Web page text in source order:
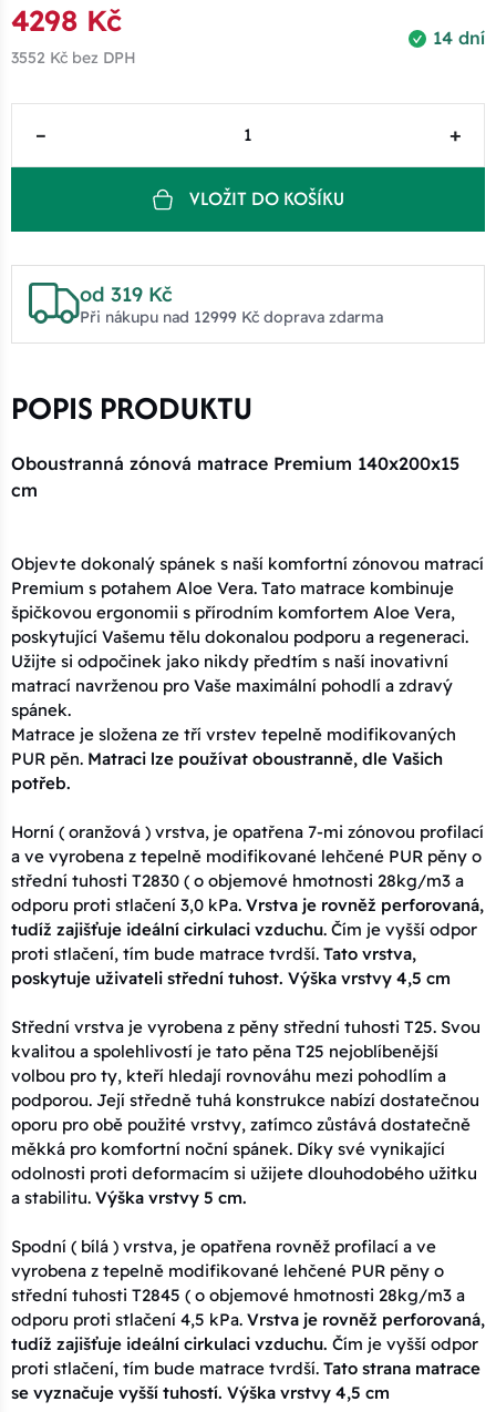
14 dní
4298 Kč
3552 Kč bez DPH
– +
VLOŽIT DO KOŠÍKU
od 319 Kč
Při nákupu nad 12999 Kč doprava zdarma
POPIS PRODUKTU
Oboustranná zónová matrace Premium 140x200x15
cm
Objevte dokonalý spánek s naší komfortní zónovou matrací
Premium s potahem Aloe Vera. Tato matrace kombinuje
špičkovou ergonomii s přírodním komfortem Aloe Vera,
poskytující Vašemu tělu dokonalou podporu a regeneraci.
Užijte si odpočinek jako nikdy předtím s naší inovativní
matrací navrženou pro Vaše maximální pohodlí a zdravý
spánek.
Matrace je složena ze tří vrstev tepelně modifikovaných
PUR pěn. Matraci lze používat oboustranně, dle Vašich
potřeb.
Horní ( oranžová ) vrstva, je opatřena 7-mi zónovou profilací
a ve vyrobena z tepelně modifikované lehčené PUR pěny o
střední tuhosti T2830 ( o objemové hmotnosti 28kg/m3 a
odporu proti stlačení 3,0 kPa. Vrstva je rovněž perforovaná,
tudíž zajišťuje ideální cirkulaci vzduchu. Čím je vyšší odpor
proti stlačení, tím bude matrace tvrdší. Tato vrstva,
poskytuje uživateli střední tuhost. Výška vrstvy 4,5 cm
Střední vrstva je vyrobena z pěny střední tuhosti T25. Svou
kvalitou a spolehlivostí je tato pěna T25 nejoblíbenější
volbou pro ty, kteří hledají rovnováhu mezi pohodlím a
podporou. Její středně tuhá konstrukce nabízí dostatečnou
oporu pro obě použité vrstvy, zatímco zůstává dostatečně
měkká pro komfortní noční spánek. Díky své vynikající
odolnosti proti deformacím si užijete dlouhodobého užitku
a stabilitu. Výška vrstvy 5 cm.
Spodní ( bílá ) vrstva, je opatřena rovněž profilací a ve
vyrobena z tepelně modifikované lehčené PUR pěny o
střední tuhosti T2845 ( o objemové hmotnosti 28kg/m3 a
odporu proti stlačení 4,5 kPa. Vrstva je rovněž perforovaná,
tudíž zajišťuje ideální cirkulaci vzduchu. Čím je vyšší odpor
proti stlačení, tím bude matrace tvrdší. Tato strana matrace
se vyznačuje vyšší tuhostí. Výška vrstvy 4,5 cm